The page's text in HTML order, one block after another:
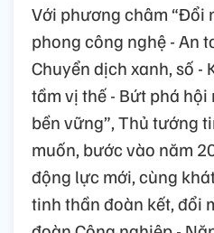
Với phương châm “Đổi
phong công nghệ - An
Chuyển dịch xanh, số -
tầm vị thế - Bứt phá
bền vững”, Thủ tướng
muốn, bước vào năm
động lực mới, cùng
tinh thần đoàn kết, đổi